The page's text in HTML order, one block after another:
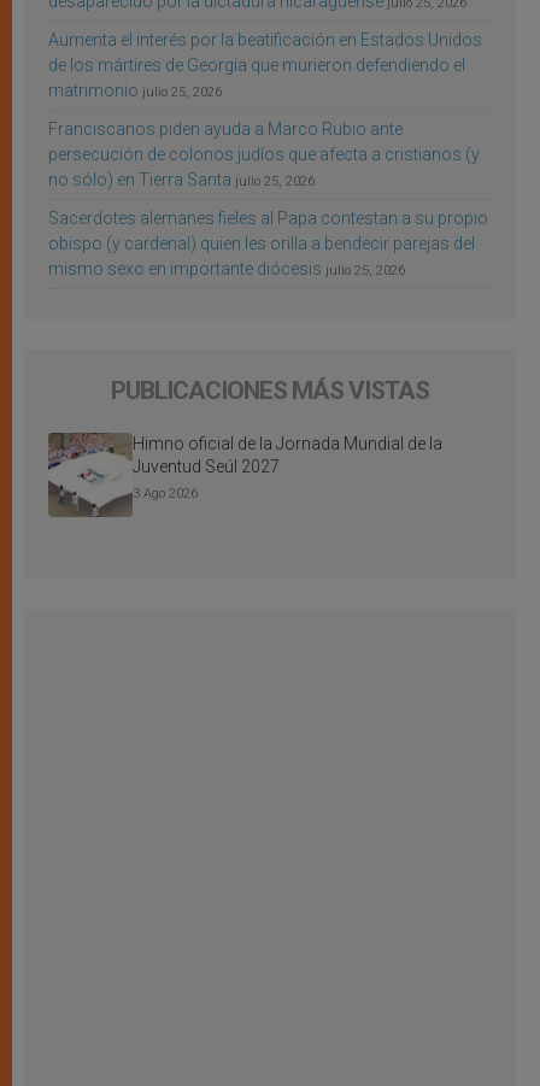
julio 25, 2026
Aumenta el interés por la beatificación en Estados Unidos
de los mártires de Georgia que murieron defendiendo el
matrimonio julio 25, 2026
Franciscanos piden ayuda a Marco Rubio ante
persecución de colonos judíos que afecta a cristianos (y
no sólo) en Tierra Santa julio 25, 2026
Sacerdotes alemanes fieles al Papa contestan a su propio
obispo (y cardenal) quien les orilla a bendecir parejas del
mismo sexo en importante diócesis julio 25, 2026
PUBLICACIONES MÁS VISTAS
Himno oficial de la Jornada Mundial de la
Juventud Seúl 2027
3 Ago 2026